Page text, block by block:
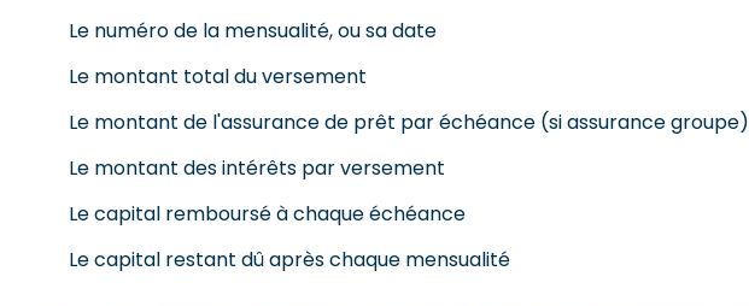
Le numéro de la mensualité, ou sa date
Le montant total du versement
Le montant de l'assurance de prêt par échéance (si assurance groupe)
Le montant des intérêts par versement
Le capital remboursé à chaque échéance
Le capital restant dû après chaque mensualité